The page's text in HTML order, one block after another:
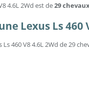
4.6L 2Wd est de29
Lexus Ls 460
460 V8 4.6L 2Wd de 29